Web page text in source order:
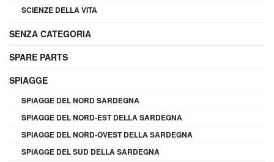
SCIENZE DELLA VITA
SENZA CATEGORIA
SPARE PARTS
SPIAGGE
SPIAGGE DEL NORD SARDEGNA
SPIAGGE DEL NORD-EST DELLA SARDEGNA
SPIAGGE DEL NORD-OVEST DELLA SARDEGNA
SPIAGGE DEL SUD DELLA SARDEGNA